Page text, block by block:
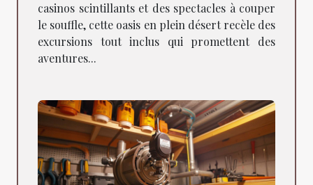
casinos scintillants et des spectacles à couper
le souffle, cette oasis en plein désert recèle des
excursions tout inclus qui promettent des
aventures...